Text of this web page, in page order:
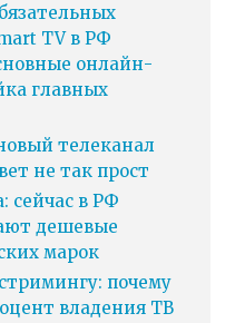
TV в РФ
онлайн-
главных
телеканал
не так прост
сейчас в РФ
дешевые
марок
почему
владения ТВ